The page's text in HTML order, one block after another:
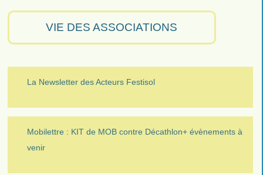
VIE DES ASSOCIATIONS
La Newsletter des Acteurs Festisol
Mobilettre : KIT de MOB contre Décathlon+ évènements à
venir